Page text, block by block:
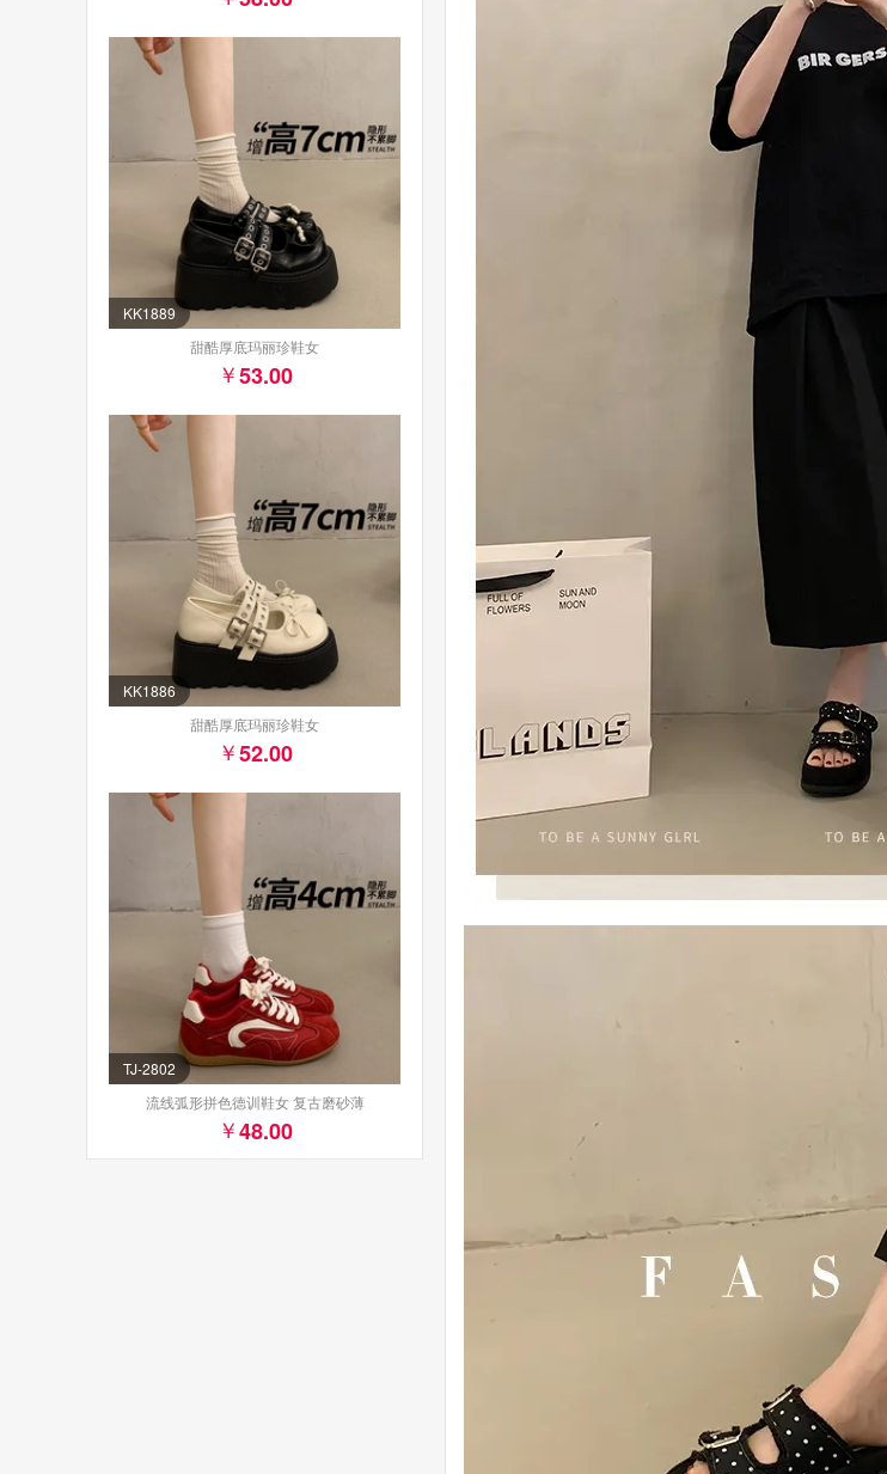
KK1889
甜酷厚底玛丽珍鞋女
53.00
KK1886
甜酷厚底玛丽珍鞋女
52.00
TJ-2802
流线弧形拼色德训鞋女 复古磨砂薄
48.00